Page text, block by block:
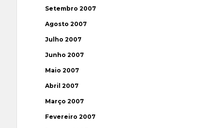
Setembro 2007
Agosto 2007
Julho 2007
Junho 2007
Maio 2007
Abril 2007
Março 2007
Fevereiro 2007